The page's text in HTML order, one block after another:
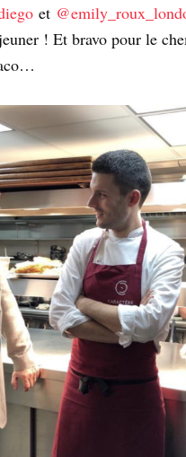
et
! Et bravo pour le